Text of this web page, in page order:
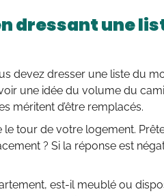
dressant une
devez dresser une liste du
une idée du volume du
méritent d’être remplacés.
tour de votre logement.
? Si la réponse est
est-il meublé ou